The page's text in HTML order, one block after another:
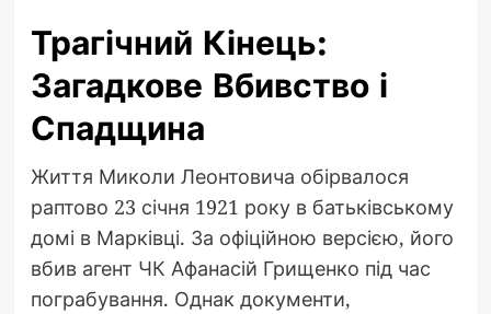
Трагічний Кінець:
Загадкове Вбивство і
Спадщина
Життя Миколи Леонтовича обірвалося
раптово 23 січня 1921 року в батьківському
домі в Марківці. За офіційною версією, його
вбив агент ЧК Афанасій Грищенко під час
пограбування. Однак документи,